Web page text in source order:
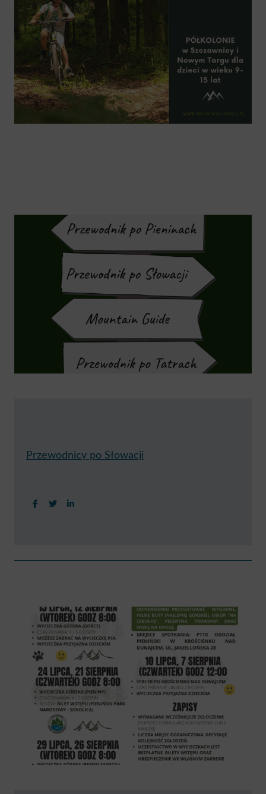
Przewodnicy po Słowacji